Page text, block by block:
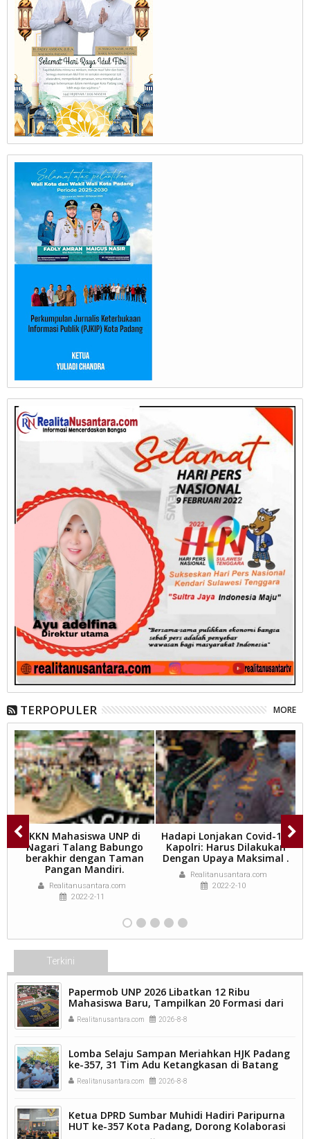
TERPOPULER MORE
KKN Mahasiswa UNP di
Nagari Talang Babungo
berakhir dengan Taman
Pangan Mandiri.
Realitanusantara.com
2022-2-11
Hadapi Lonjakan Covid-19,
Kapolri: Harus Dilakukan
Dengan Upaya Maksimal .
Realitanusantara.com
2022-2-10
Terkini
Papermob UNP 2026 Libatkan 12 Ribu
Mahasiswa Baru, Tampilkan 20 Formasi dari
9.250 Kavling.
Realitanusantara.com 2026-8-8
Lomba Selaju Sampan Meriahkan HJK Padang
ke-357, 31 Tim Adu Ketangkasan di Batang
Arau.
Realitanusantara.com 2026-8-8
Ketua DPRD Sumbar Muhidi Hadiri Paripurna
HUT ke-357 Kota Padang, Dorong Kolaborasi